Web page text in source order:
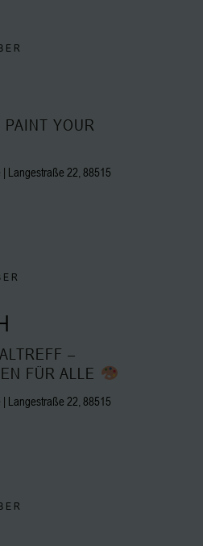
YOUR
Langestraße 22, 88515
–
FÜR ALLE
Langestraße 22, 88515